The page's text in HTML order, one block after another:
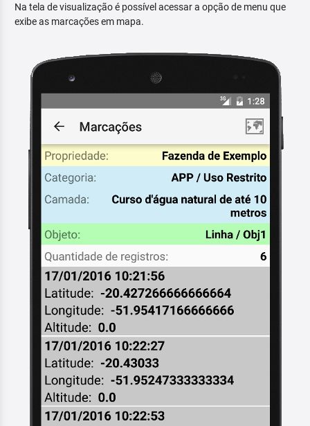
Na tela de visualização é possível acessar a opção de menu que
exibe as marcações em mapa.